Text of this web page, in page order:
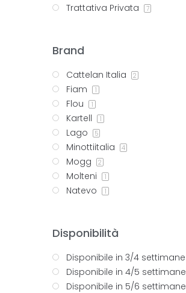
Trattativa Privata 7
Brand
Cattelan Italia 2
Fiam 1
Flou 1
Kartell 1
Lago 5
Minottiitalia 4
Mogg 2
Molteni 1
Natevo 1
Disponibilità
Disponibile in 3/4 settimane
Disponibile in 4/5 settimane
Disponibile in 5/6 settimane